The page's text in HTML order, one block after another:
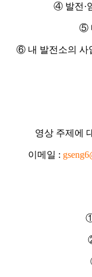
④ 발전 ·
⑤
⑥ 내 발전소의 사
영상 주제에
이메일 :